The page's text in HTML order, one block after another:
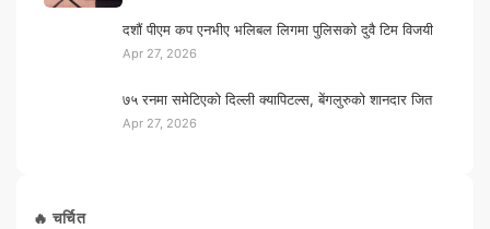
दशौं पीएम कप एनभीए भलिबल लिगमा पुलिसको दुवै टिम विजयी
Apr 27, 2026
७५ रनमा समेटिएको दिल्ली क्यापिटल्स, बेंगलुरुको शानदार जित
Apr 27, 2026
🔥 चर्चित